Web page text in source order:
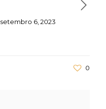
setembro 6, 2023
0